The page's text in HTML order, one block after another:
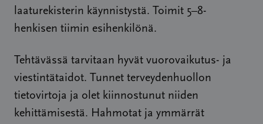
laaturekisterin käynnistystä. Toimit 5–8-
henkisen tiimin esihenkilönä.
Tehtävässä tarvitaan hyvät vuorovaikutus- ja
viestintätaidot. Tunnet terveydenhuollon
tietovirtoja ja olet kiinnostunut niiden
kehittämisestä. Hahmotat ja ymmärrät